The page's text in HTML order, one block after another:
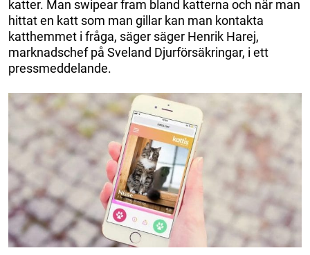
katter. Man swipear fram bland katterna och när man
hittat en katt som man gillar kan man kontakta
katthemmet i fråga, säger säger Henrik Harej,
marknadschef på Sveland Djurförsäkringar, i ett
pressmeddelande.